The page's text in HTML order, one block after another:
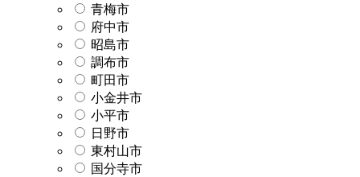
青梅市
府中市
昭島市
調布市
町田市
小金井市
小平市
日野市
東村山市
国分寺市